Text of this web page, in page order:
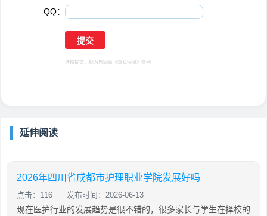
QQ：
选择提交，视为您同意 《隐私保障》 条例
延伸阅读
2026年四川省成都市护理职业学院发展好吗
点击：116 发布时间：2026-06-13
现在医护行业的发展趋势是很不错的，很多家长与学生在择校的